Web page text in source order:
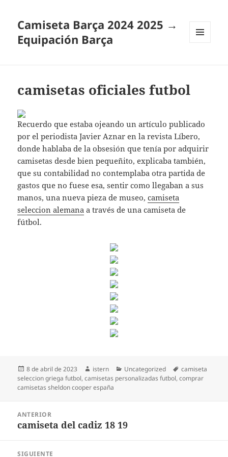
Camiseta Barça 2024 2025 →
Equipación Barça
camisetas oficiales futbol
Recuerdo que estaba ojeando un artículo publicado
por el periodista Javier Aznar en la revista Líbero,
donde hablaba de la obsesión que tenía por adquirir
camisetas desde bien pequeñito, explicaba también,
que su contabilidad no contemplaba otra partida de
gastos que no fuese esa, sentir como llegaban a sus
manos, una nueva pieza de museo,camiseta
seleccion alemana a través de una camiseta de
fútbol.
Publicado
el
8 de abril de 2023 Autor
istern Categorías
Uncategorized Etiquetas
camiseta
seleccion griega futbol,camisetas personalizadas futbol,comprar
camisetas sheldon cooper españa
entradas
ANTERIOR
Entrada
camiseta del cadiz 18 19
SIGUIENTE